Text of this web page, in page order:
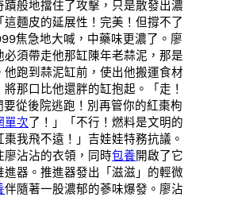
蹟般地擋住了攻擊，只是散發出濃
這麵皮的延展性！完美！但撐不了
焦急地大喊，中藥味更濃了。廖
必須帶走他那缸陳年老蒜泥，那是
他跑到蒜泥缸前，使出他搬運食材
那口比他還胖的缸抱起。「走！
從後院逃跑！別再管你的紅棗枸
單次了！」「不行！燃料是文明的
我飛不遠！」吉娃娃特務抗議。
廖沾沾的衣領，同時包養開啟了它
進器。推進器發出「滋滋」的輕微
伴隨著一股濃郁的蔘味爆發。廖沾